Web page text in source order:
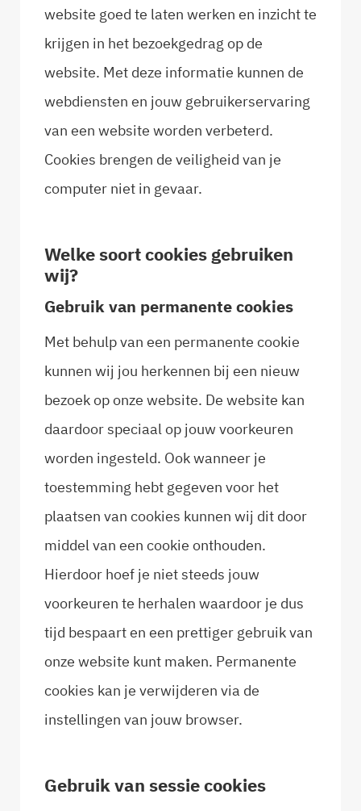
website goed te laten werken en inzicht te
krijgen in het bezoekgedrag op de
website. Met deze informatie kunnen de
webdiensten en jouw gebruikerservaring
van een website worden verbeterd.
Cookies brengen de veiligheid van je
computer niet in gevaar.
Welke soort cookies gebruiken
wij?
Gebruik van permanente cookies
Met behulp van een permanente cookie
kunnen wij jou herkennen bij een nieuw
bezoek op onze website. De website kan
daardoor speciaal op jouw voorkeuren
worden ingesteld. Ook wanneer je
toestemming hebt gegeven voor het
plaatsen van cookies kunnen wij dit door
middel van een cookie onthouden.
Hierdoor hoef je niet steeds jouw
voorkeuren te herhalen waardoor je dus
tijd bespaart en een prettiger gebruik van
onze website kunt maken. Permanente
cookies kan je verwijderen via de
instellingen van jouw browser.
Gebruik van sessie cookies